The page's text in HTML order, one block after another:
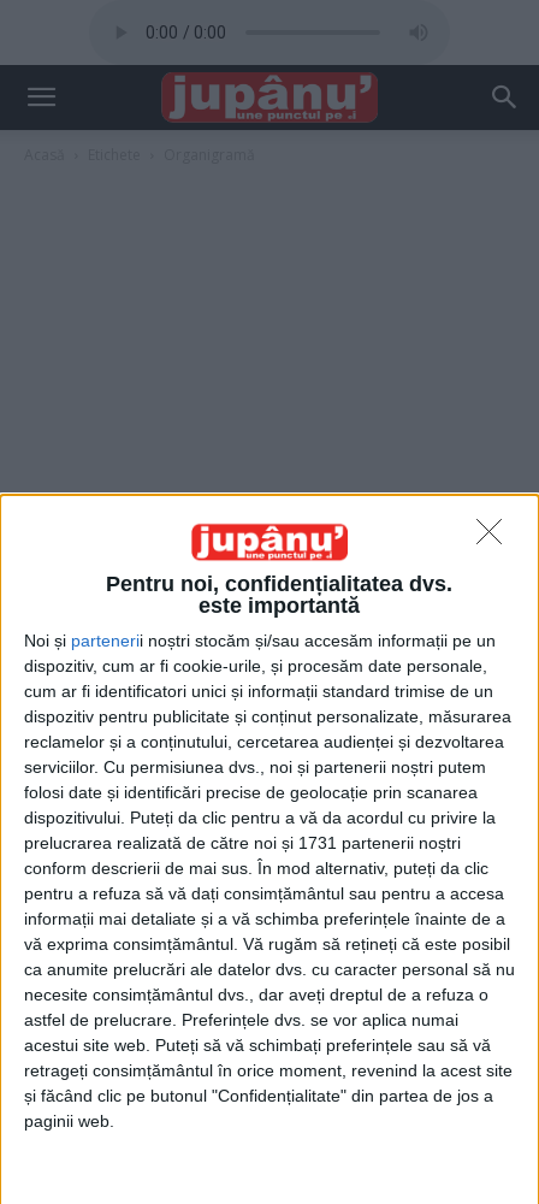
Pentru noi, confidențialitatea dvs.
este importantă
Noi și partenerii noștri stocăm și/sau accesăm informații pe un
dispozitiv, cum ar fi cookie-urile, și procesăm date personale,
cum ar fi identificatori unici și informații standard trimise de un
dispozitiv pentru publicitate și conținut personalizate, măsurarea
reclamelor și a conținutului, cercetarea audienței și dezvoltarea
serviciilor. Cu permisiunea dvs., noi și partenerii noștri putem
folosi date și identificări precise de geolocație prin scanarea
dispozitivului. Puteți da clic pentru a vă da acordul cu privire la
prelucrarea realizată de către noi și 1731 partenerii noștri
conform descrierii de mai sus. În mod alternativ, puteți da clic
pentru a refuza să vă dați consimțământul sau pentru a accesa
informații mai detaliate și a vă schimba preferințele înainte de a
vă exprima consimțământul. Vă rugăm să rețineți că este posibil
ca anumite prelucrări ale datelor dvs. cu caracter personal să nu
necesite consimțământul dvs., dar aveți dreptul de a refuza o
astfel de prelucrare. Preferințele dvs. se vor aplica numai
acestui site web. Puteți să vă schimbați preferințele sau să vă
retrageți consimțământul în orice moment, revenind la acest site
și făcând clic pe butonul "Confidențialitate" din partea de jos a
paginii web.
Etichetă: organigramă
Drumul către desființarea Primăriei
Jupanu 3 aprilie 2025